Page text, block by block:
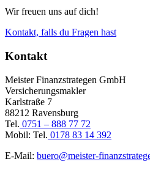
Wir freuen uns auf dich!
Kontakt, falls du Fragen hast
Kontakt
Meister Finanzstrategen GmbH
Versicherungsmakler
Karlstraße 7
88212 Ravensburg
Tel. 0751 – 888 77 72
Mobil: Tel. 0178 83 14 392
E-Mail: buero@meister-